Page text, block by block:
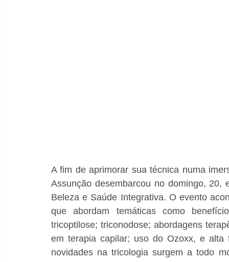
A fim de aprimorar sua técnica numa
Assunção desembarcou no domingo, 20,
Beleza e Saúde Integrativa. O evento
que abordam temáticas como
tricoptilose; triconodose; abordagens
em terapia capilar; uso do Ozoxx, e alta
novidades na tricologia surgem a todo